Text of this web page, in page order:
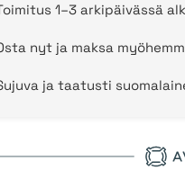
1–3 arkipäivässä
nyt ja maksa
ja taatusti